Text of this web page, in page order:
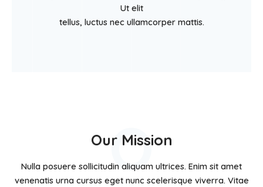
Ut elit
tellus, luctus nec ullamcorper mattis.
O
Our Mission
Nulla posuere sollicitudin aliquam ultrices. Enim sit amet
venenatis urna cursus eget nunc scelerisque viverra. Vitae